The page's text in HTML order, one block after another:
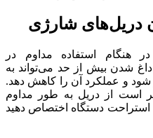
دریل‌های شارژی
استفاده مداوم در
شدن بیش از حد می‌تواند به
شود و عملکرد آن را کاهش دهد.
است از دریل به طور مداوم
استراحت دستگاه اختصاص دهید